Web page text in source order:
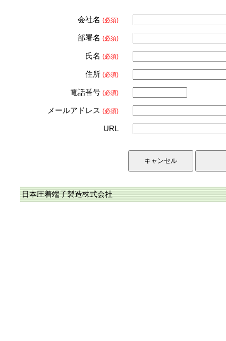
会社名 (必須)
部署名 (必須)
氏名 (必須)
住所 (必須)
電話番号 (必須)
メールアドレス (必須)
URL
日本圧着端子製造株式会社